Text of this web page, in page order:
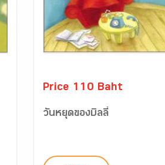
Price 110 Baht
วันหยุดของบิลลี่